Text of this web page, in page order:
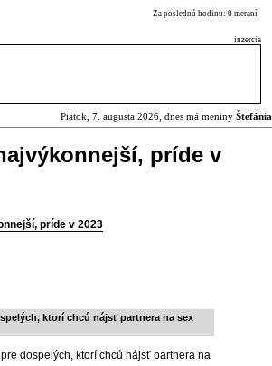
Za poslednú hodinu: 0 meraní
inzercia
Piatok, 7. augusta 2026, dnes má meniny Štefánia
príde v
príde v 2023
ktorí chcú nájsť partnera na sex
dospelých, ktorí chcú nájsť partnera na